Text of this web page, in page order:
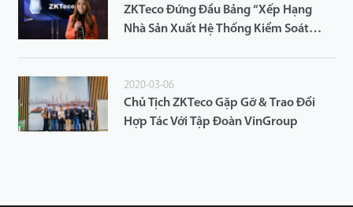
ZKTeco Đứng Đầu Bảng “Xếp Hạng
Nhà Sản Xuất Hệ Thống Kiểm Soát
2020-03-06
Chủ Tịch ZKTeco Gặp Gỡ & Trao Đổi
Hợp Tác Với Tập Đoàn VinGroup